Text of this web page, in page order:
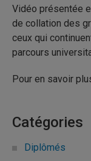
Vidéo présentée
de collation des
ceux qui
parcours
Pour en savoir
Catégories
Diplômés